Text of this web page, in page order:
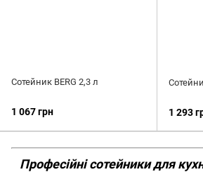
Сотейник BERG 2,3 л
1 067 грн 1 293
Професійні сотейники для